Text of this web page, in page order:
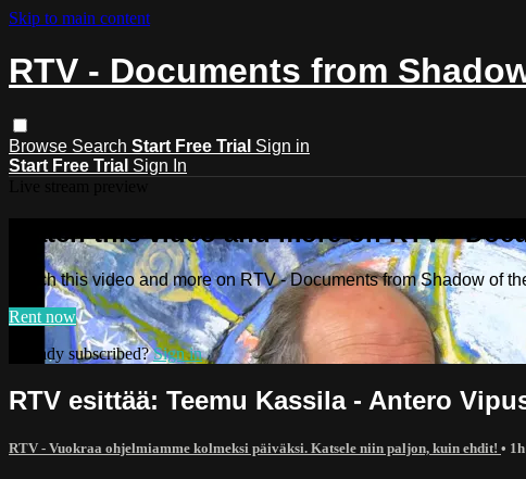
Skip to main content
RTV - Documents from
Browse Search Start Free Trial Sign in
Start Free Trial Sign In
Watch this video and more on RTV -
Watch this video and more on RTV - Documents from Shadow of
Rent now
Already subscribed?Sign in
RTV esittää: Teemu Kassila - Antero
RTV - Vuokraa ohjelmiamme kolmeksi päiväksi. Katsele niin paljon, kuin ehdit! •